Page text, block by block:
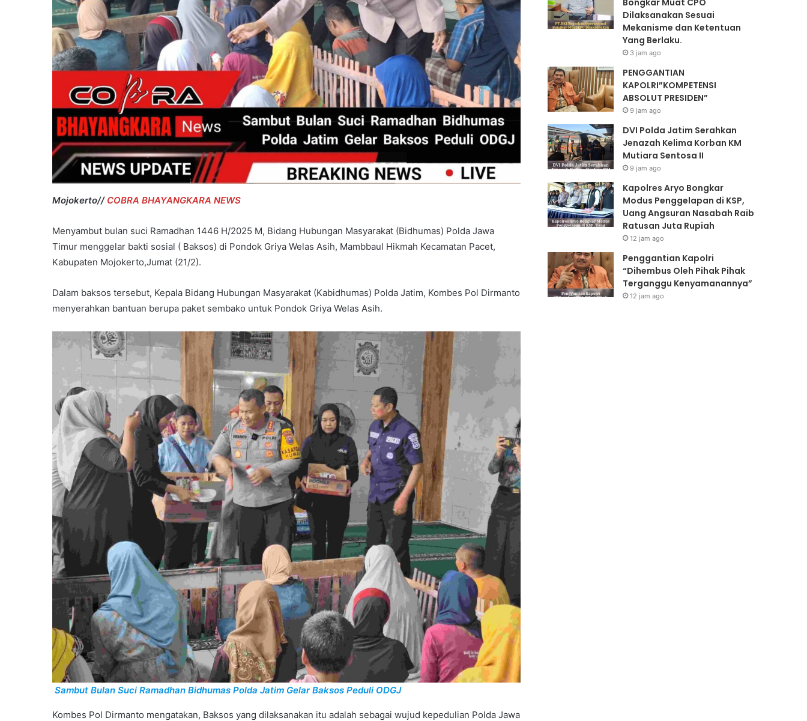
Mojokerto// COBRA BHAYANGKARA NEWS
Menyambut bulan suci Ramadhan 1446 H/2025 M, Bidang Hubungan Masyarakat (Bidhumas) Polda Jawa
Timur menggelar bakti sosial ( Baksos) di Pondok Griya Welas Asih, Mambbaul Hikmah Kecamatan Pacet,
Kabupaten Mojokerto,Jumat (21/2).
Dalam baksos tersebut, Kepala Bidang Hubungan Masyarakat (Kabidhumas) Polda Jatim, Kombes Pol Dirmanto
menyerahkan bantuan berupa paket sembako untuk Pondok Griya Welas Asih.
Sambut Bulan Suci Ramadhan Bidhumas Polda Jatim Gelar Baksos Peduli ODGJ
Kombes Pol Dirmanto mengatakan, Baksos yang dilaksanakan itu adalah sebagai wujud kepedulian Polda Jawa
Bongkar Muat CPO
Dilaksanakan Sesuai
Mekanisme dan Ketentuan
Yang Berlaku.
3 jam ago
PENGGANTIAN
KAPOLRI”KOMPETENSI
ABSOLUT PRESIDEN”
9 jam ago
DVI Polda Jatim Serahkan
Jenazah Kelima Korban KM
Mutiara Sentosa II
9 jam ago
Kapolres Aryo Bongkar
Modus Penggelapan di KSP,
Uang Angsuran Nasabah Raib
Ratusan Juta Rupiah
12 jam ago
Penggantian Kapolri
“Dihembus Oleh Pihak Pihak
Terganggu Kenyamanannya”
12 jam ago